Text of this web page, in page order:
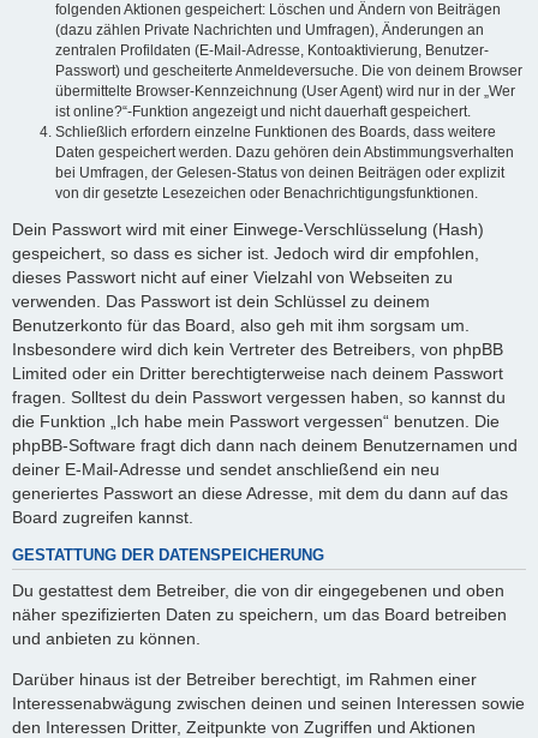
folgenden Aktionen gespeichert: Löschen und Ändern von Beiträgen
(dazu zählen Private Nachrichten und Umfragen), Änderungen an
zentralen Profildaten (E-Mail-Adresse, Kontoaktivierung, Benutzer-
Passwort) und gescheiterte Anmeldeversuche. Die von deinem Browser
übermittelte Browser-Kennzeichnung (User Agent) wird nur in der „Wer
ist online?“-Funktion angezeigt und nicht dauerhaft gespeichert.
Schließlich erfordern einzelne Funktionen des Boards, dass weitere
Daten gespeichert werden. Dazu gehören dein Abstimmungsverhalten
bei Umfragen, der Gelesen-Status von deinen Beiträgen oder explizit
von dir gesetzte Lesezeichen oder Benachrichtigungsfunktionen.
Dein Passwort wird mit einer Einwege-Verschlüsselung (Hash)
gespeichert, so dass es sicher ist. Jedoch wird dir empfohlen,
dieses Passwort nicht auf einer Vielzahl von Webseiten zu
verwenden. Das Passwort ist dein Schlüssel zu deinem
Benutzerkonto für das Board, also geh mit ihm sorgsam um.
Insbesondere wird dich kein Vertreter des Betreibers, von phpBB
Limited oder ein Dritter berechtigterweise nach deinem Passwort
fragen. Solltest du dein Passwort vergessen haben, so kannst du
die Funktion „Ich habe mein Passwort vergessen“ benutzen. Die
phpBB-Software fragt dich dann nach deinem Benutzernamen und
deiner E-Mail-Adresse und sendet anschließend ein neu
generiertes Passwort an diese Adresse, mit dem du dann auf das
Board zugreifen kannst.
GESTATTUNG DER DATENSPEICHERUNG
Du gestattest dem Betreiber, die von dir eingegebenen und oben
näher spezifizierten Daten zu speichern, um das Board betreiben
und anbieten zu können.
Darüber hinaus ist der Betreiber berechtigt, im Rahmen einer
Interessenabwägung zwischen deinen und seinen Interessen sowie
den Interessen Dritter, Zeitpunkte von Zugriffen und Aktionen